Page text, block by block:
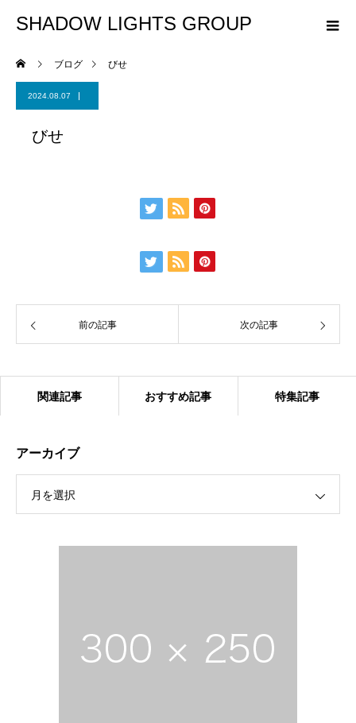
SHADOW LIGHTS GROUP
ブログ びせ
2024.08.07
びせ
前の記事 次の記事
関連記事 おすすめ記事 特集記事
アーカイブ
月を選択